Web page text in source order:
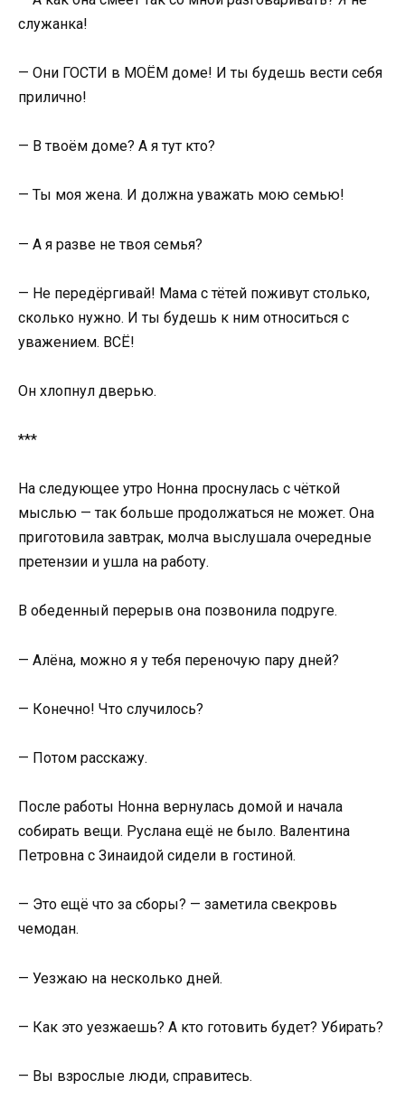
служанка!
— Они ГОСТИ в МОЁМ доме! И ты будешь вести себя
прилично!
— В твоём доме? А я тут кто?
— Ты моя жена. И должна уважать мою семью!
— А я разве не твоя семья?
— Не передёргивай! Мама с тётей поживут столько,
сколько нужно. И ты будешь к ним относиться с
уважением. ВСЁ!
Он хлопнул дверью.
***
На следующее утро Нонна проснулась с чёткой
мыслью — так больше продолжаться не может. Она
приготовила завтрак, молча выслушала очередные
претензии и ушла на работу.
В обеденный перерыв она позвонила подруге.
— Алёна, можно я у тебя переночую пару дней?
— Конечно! Что случилось?
— Потом расскажу.
После работы Нонна вернулась домой и начала
собирать вещи. Руслана ещё не было. Валентина
Петровна с Зинаидой сидели в гостиной.
— Это ещё что за сборы? — заметила свекровь
чемодан.
— Уезжаю на несколько дней.
— Как это уезжаешь? А кто готовить будет? Убирать?
— Вы взрослые люди, справитесь.